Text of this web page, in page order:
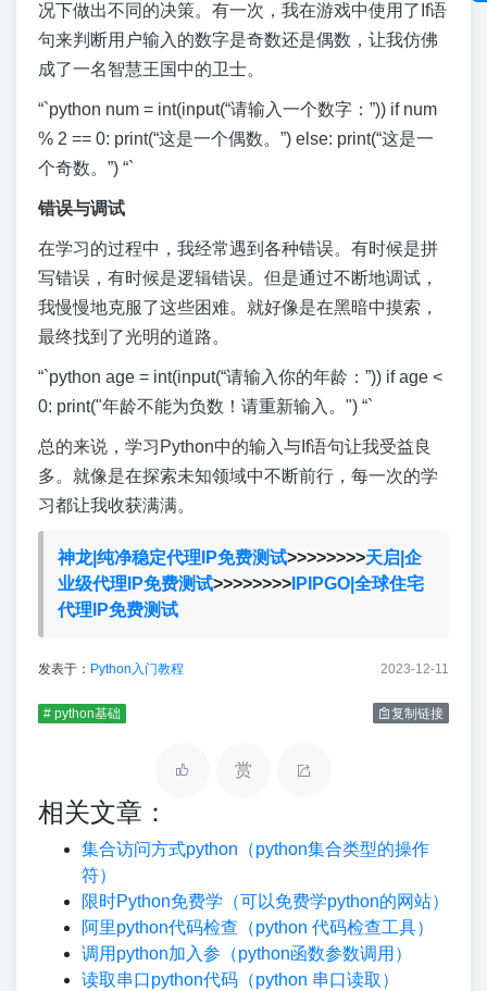
况下做出不同的决策。有一次，我在游戏中使用了If语
句来判断用户输入的数字是奇数还是偶数，让我仿佛
成了一名智慧王国中的卫士。
“`python num = int(input(“请输入一个数字：”)) if num
% 2 == 0: print(“这是一个偶数。”) else: print(“这是一
个奇数。”) “`
错误与调试
在学习的过程中，我经常遇到各种错误。有时候是拼
写错误，有时候是逻辑错误。但是通过不断地调试，
我慢慢地克服了这些困难。就好像是在黑暗中摸索，
最终找到了光明的道路。
“`python age = int(input(“请输入你的年龄：”)) if age <
0: print("年龄不能为负数！请重新输入。") “`
总的来说，学习Python中的输入与If语句让我受益良
多。就像是在探索未知领域中不断前行，每一次的学
习都让我收获满满。
神龙|纯净稳定代理IP免费测试>>>>>>>>天启|企
业级代理IP免费测试>>>>>>>>IPIPGO|全球住宅
代理IP免费测试
发表于： Python入门教程 2023-12-11
# python基础 复制链接
赏
相关文章：
集合访问方式python（python集合类型的操作
符）
限时Python免费学（可以免费学python的网站）
阿里python代码检查（python 代码检查工具）
调用python加入参（python函数参数调用）
读取串口python代码（python 串口读取）